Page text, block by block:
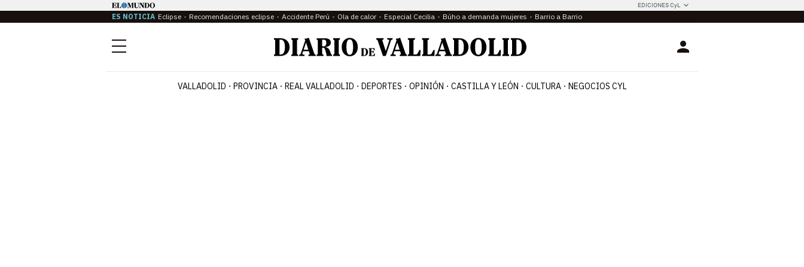
EDICIONES CyL
ES NOTICIA Eclipse Recomendaciones eclipse Accidente Perú Ola de calor Especial Cecilia Búho a demanda mujeres Barrio a Barrio
Menú Login
VALLADOLID PROVINCIA REAL VALLADOLID DEPORTES OPINIÓN CASTILLA Y LEÓN CULTURA NEGOCIOS CYL